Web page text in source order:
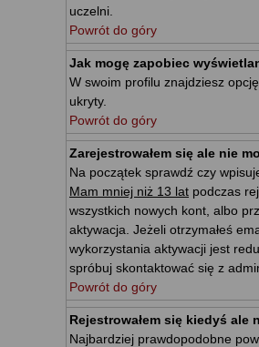
uczelni.
Powrót do góry
Jak mogę zapobiec
W swoim profilu znajdziesz opcję
ukryty.
Powrót do góry
Zarejestrowałem się ale nie
Na początek sprawdź czy
Mam mniej niż 13 lat podczas
wszystkich nowych kont, albo
aktywacja. Jeżeli otrzymałeś
wykorzystania aktywacji jest
spróbuj skontaktować się z
Powrót do góry
Rejestrowałem się kiedyś ale
Najbardziej prawdopodobne